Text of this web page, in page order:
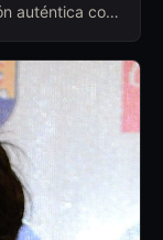
auténtica con